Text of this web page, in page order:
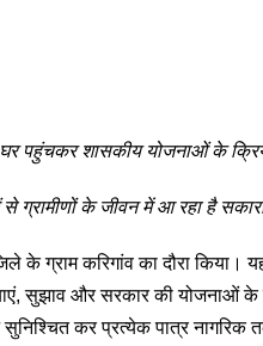
घर पहुंचकर शासकीय योजनाओं के
के जीवन में आ रहा है
ग्राम करिगांव का दौरा किया।
सुझाव और सरकार की योजनाओं के
सुनिश्चित कर प्रत्येक पात्र